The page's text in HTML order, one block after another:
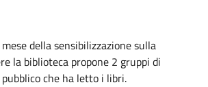
della sensibilizzazione sulla
la biblioteca propone 2 gruppi di
che ha letto i libri.